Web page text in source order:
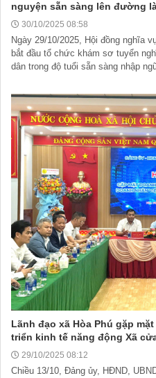
nguyện sẵn sàng lên đường
30/10/2025 08:58
Ngày 29/10/2025, Hội đồng nghĩa
bắt đầu tổ chức khám sơ tuyển
dân trong độ tuổi sẵn sàng nhập
Lãnh đạo xã Hòa Phú gặp
triển kinh tế năng động Xã
29/10/2025 08:12
Chiều 13/10, Đảng ủy, HĐND,